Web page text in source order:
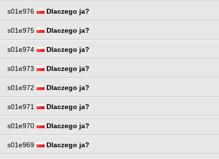
s01e976 Dlaczego ja?
s01e975 Dlaczego ja?
s01e974 Dlaczego ja?
s01e973 Dlaczego ja?
s01e972 Dlaczego ja?
s01e971 Dlaczego ja?
s01e970 Dlaczego ja?
s01e969 Dlaczego ja?